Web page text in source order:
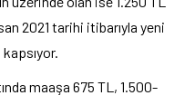
2021 tarihi itibarıyla yeni
maaşa 675 TL, 1.500-